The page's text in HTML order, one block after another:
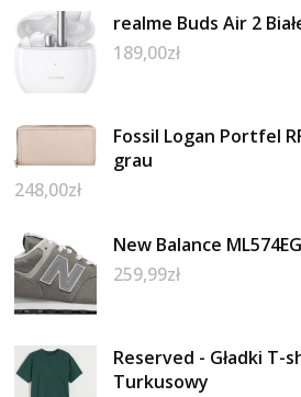
realme Buds Air 2
189,00zł
Fossil Logan Portfel
grau
248,00zł
New Balance
259,99zł
Reserved - Gładki T-
Turkusowy